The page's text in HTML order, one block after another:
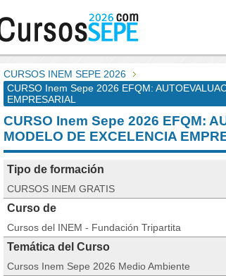
CURSOS INEM SEPE 2026
CURSO Inem Sepe 2026 EFQM:
EMPRESARIAL
CURSO Inem Sepe 2026 EFQM:
MODELO DE EXCELENCIA
Tipo de formación
CURSOS INEM GRATIS
Curso de
Cursos del INEM - Fundación Tripartita
Temática del Curso
Cursos Inem Sepe 2026 Medio Ambiente